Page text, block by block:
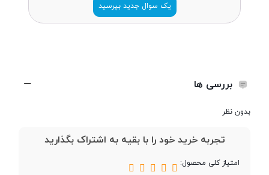
باتری
باتری با ظرفیت 310 میلی‌آمپر ساعت
(محفظه شارژ)
عمر باتری هدفون
در حالت مکالمه
شارژ هدفون
یک سوال جدید بپرسید
بررسی ها
بدون نظر
تجربه خرید خود را با بقیه به اشتراک بگذارید
امتیاز کلی محصول: